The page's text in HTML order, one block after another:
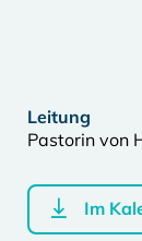
Leitung
Pastorin von
Im